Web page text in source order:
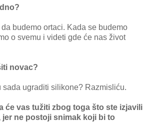
budemo ortaci. Kada se budemo
o svemu i videti gde će nas život
novac?
sada ugraditi silikone? Razmisliću.
će vas tužiti zbog toga što ste izjavili
jer ne postoji snimak koji bi to